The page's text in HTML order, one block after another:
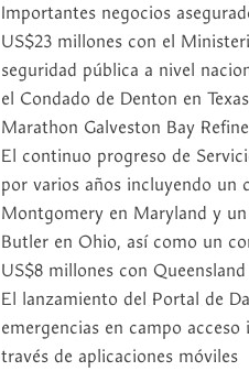
Importantes negocios
US$23 millones con el
seguridad pública a nivel
el Condado de Denton en
Marathon Galveston Bay
El continuo progreso de
por varios años incluyendo un
Montgomery en Maryland y
Butler en Ohio, así como un
US$8 millones con
El lanzamiento del Portal de
emergencias en campo
través de aplicaciones móviles